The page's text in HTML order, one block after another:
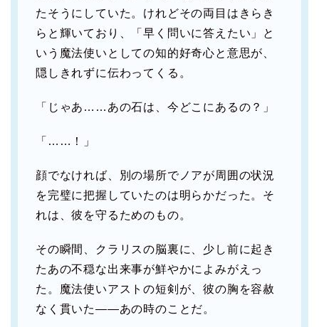
たそうにしていた。けれどその両目はきらき
らと輝いており、「早く問いに答えたい」と
いう魔法使いとしての知的好奇心と意思が、
隠しきれずに伝わってくる。
「じゃあ……あの石は、今どこにあるの？」
「……！」
顔でなければ、別の場所でノアが周囲の状況
を完璧に把握していたのは明らかだった。そ
れは、彼を守るためのもの。
その瞬間、クラリスの脳裏に、少し前に起き
たあの不穏な出来事が鮮やかによみがえっ
た。魔法使いアストの短剣が、彼の胸を容赦
なく貫いた――あの時のことだ。